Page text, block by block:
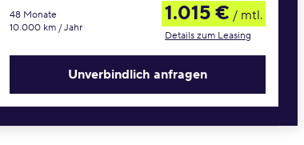
48 Monate
10.000 km / Jahr
1.015 € / mtl.
Details zum Leasing
Unverbindlich anfragen